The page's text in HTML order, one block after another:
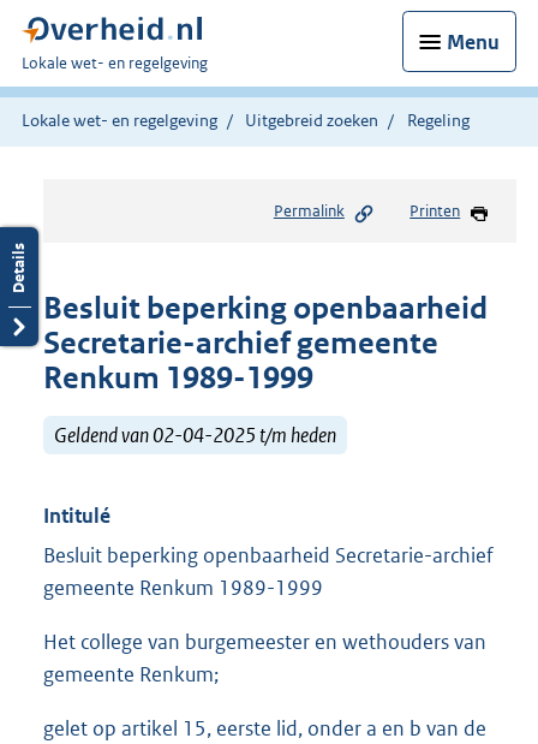
Menu
U
bent
hier:
Lokale wet- en regelgeving
Lokale wet- en regelgeving Uitgebreid zoeken Regeling
Permalink Printen
Besluit beperking openbaarheid
Secretarie-archief gemeente
Renkum 1989-1999
Geldend van 02-04-2025 t/m heden
Intitulé
Besluit beperking openbaarheid Secretarie-archief
gemeente Renkum 1989-1999
Het college van burgemeester en wethouders van
gemeente Renkum;
gelet op artikel 15, eerste lid, onder a en b van de